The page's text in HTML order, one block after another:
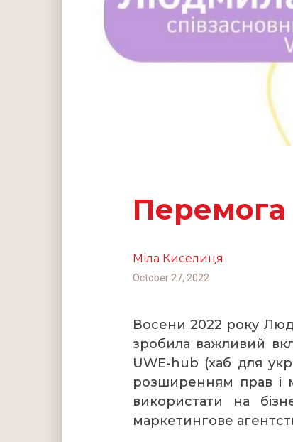
Перемога
Міла Киселиця
October 27, 2022
Восени 2022 року
зробила важливий
UWE-hub (хаб для
розширенням прав і
використати на
маркетингове